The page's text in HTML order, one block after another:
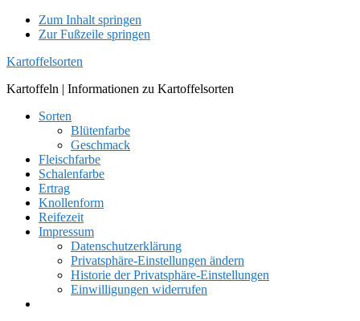
Zum Inhalt springen
Zur Fußzeile springen
Kartoffelsorten
Kartoffeln | Informationen zu Kartoffelsorten
Sorten
Blütenfarbe
Geschmack
Fleischfarbe
Schalenfarbe
Ertrag
Knollenform
Reifezeit
Impressum
Datenschutzerklärung
Privatsphäre-Einstellungen ändern
Historie der Privatsphäre-Einstellungen
Einwilligungen widerrufen